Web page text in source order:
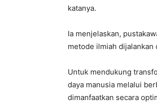
katanya.
Ia menjelaskan,
metode ilmiah
Untuk mendukung
daya manusia melalui
dimanfaatkan secara